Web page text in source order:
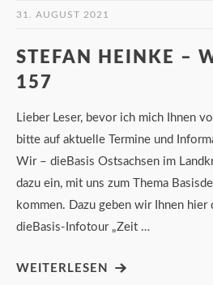
31. AUGUST 2021
STEFAN HEINKE –
157
Lieber Leser, bevor ich mich Ihnen
bitte auf aktuelle Termine und
Wir – dieBasis Ostsachsen im
dazu ein, mit uns zum Thema
kommen. Dazu geben wir Ihnen hier
dieBasis-Infotour „Zeit …
WEITERLESEN